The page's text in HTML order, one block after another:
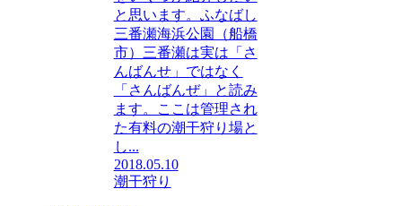
と思います。ふなばし
三番瀬海浜公園（船橋
市）三番瀬は実は「さ
んばんせ」ではなく
「さんばんぜ」と読み
ます。ここは管理され
た有料の潮干狩り場と
し...
2018.05.10
潮干狩り